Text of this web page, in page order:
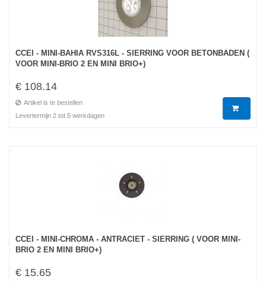
CCEI - MINI-BAHIA RVS316L - SIERRING VOOR BETONBADEN (
VOOR MINI-BRIO 2 EN MINI BRIO+)
€ 108.14
Artikel is te bestellen
Levertermijn 2 tot 5 werkdagen
CCEI - MINI-CHROMA - ANTRACIET - SIERRING ( VOOR MINI-
BRIO 2 EN MINI BRIO+)
€ 15.65